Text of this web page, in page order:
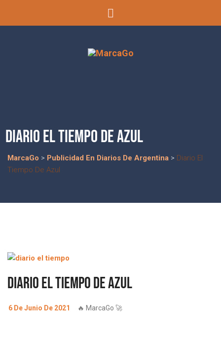
DIARIO EL TIEMPO DE AZUL
MarcaGo > Publicidad En Diarios De Argentina > Diario El
Tiempo De Azul
Diario El Tiempo de Azul
6 De Junio De 2021 🔥 MarcaGo 🚀